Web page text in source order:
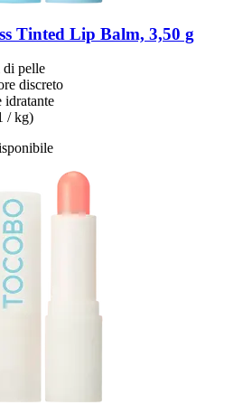
Tinted Lip Balm, 3,50 g
di pelle
discreto
idratante
/ kg)